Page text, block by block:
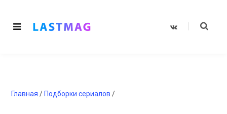
V
Главная / Подборки сериалов /